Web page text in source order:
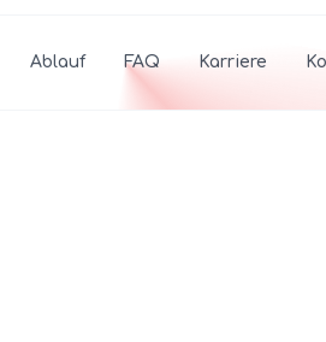
Ablauf FAQ Karriere